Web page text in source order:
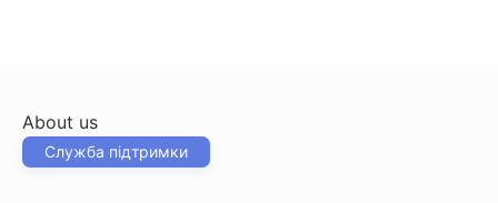
About us
Служба підтримки